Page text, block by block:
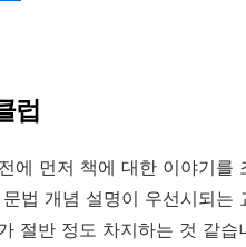
럽
에 먼저 책에 대한 이야기를
법 개념 설명이 우선시되는
절반 정도 차지하는 것 같